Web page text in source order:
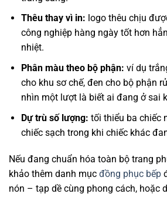
Thêu thay vì in: logo thêu chịu
công nghiệp hàng ngày tốt hơn
nhiệt.
Phân màu theo bộ phận: ví dụ
cho khu sơ chế, đen cho bộ phận
nhìn một lượt là biết ai đang ở sai
Dự trù số lượng: tối thiểu ba chiếc
chiếc sạch trong khi chiếc khác
Nếu đang chuẩn hóa toàn bộ trang
khảo thêm danh mục đồng phục bếp
nón – tạp dề cùng phong cách, hoặc